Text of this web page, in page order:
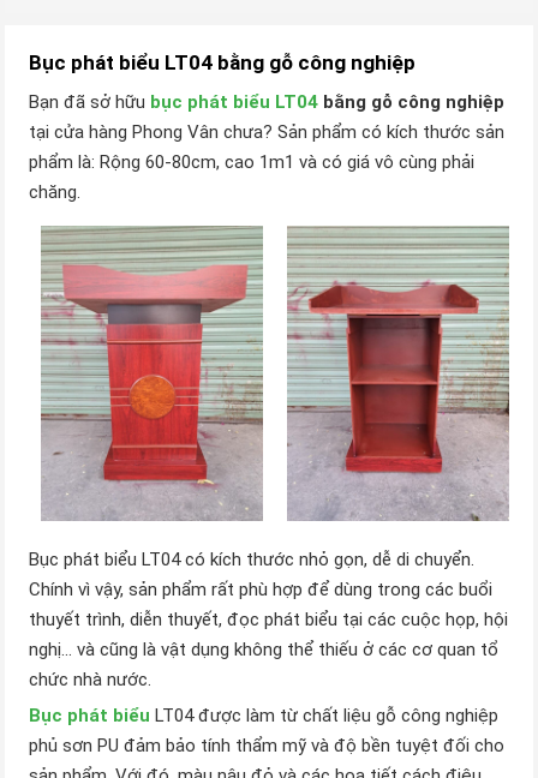
Bục phát biểu LT04 bằng gỗ công nghiệp
Bạn đã sở hữu bục phát biểu LT04 bằng gỗ công nghiệp
tại cửa hàng Phong Vân chưa? Sản phẩm có kích thước sản
phẩm là: Rộng 60-80cm, cao 1m1 và có giá vô cùng phải
chăng.
Bục phát biểu LT04 có kích thước nhỏ gọn, dễ di chuyển.
Chính vì vậy, sản phẩm rất phù hợp để dùng trong các buổi
thuyết trình, diễn thuyết, đọc phát biểu tại các cuộc họp, hội
nghị… và cũng là vật dụng không thể thiếu ở các cơ quan tổ
chức nhà nước.
Bục phát biểu LT04 được làm từ chất liệu gỗ công nghiệp
phủ sơn PU đảm bảo tính thẩm mỹ và độ bền tuyệt đối cho